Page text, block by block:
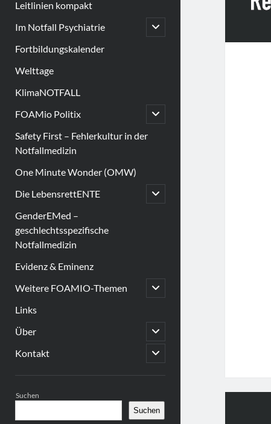
Leitlinien kompakt
Im Notfall Psychiatrie
open
child
Fortbildungskalender
Welttage
KlimaNOTFALL
FOAMio Politix
open
child
Safety First – Fehlerkultur in der
Notfallmedizin
One Minute Wonder (OMW)
Die LebensrettENTE
open
child
GenderEMed –
geschlechtsspezifische
Notfallmedizin
Evidenz & Eminenz
Weitere FOAMIO-Themen
open
child
Links
Über
open
child
menu
Kontakt
open
child
Suchen
Suchen